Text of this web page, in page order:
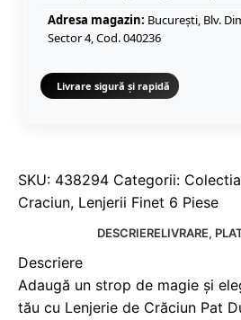
Adresa magazin: București, Blv.
Sector 4, Cod. 040236
Livrare sigură și rapidă
SKU: 438294 Categorii:
Craciun, Lenjerii Finet 6 Piese
DESCRIERELIVRARE,
Descriere
Adaugă un strop de magie și
tău cu Lenjerie de Crăciun Pat